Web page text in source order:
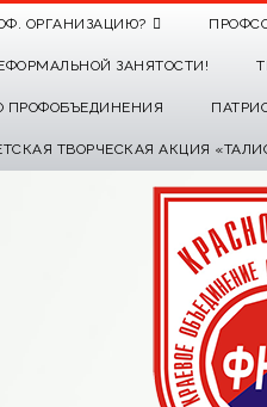
ОРГАНИЗАЦИЮ?
ЗАНЯТОСТИ!
ПРОФОБЪЕДИНЕНИЯ
ТВОРЧЕСКАЯ АКЦИЯ